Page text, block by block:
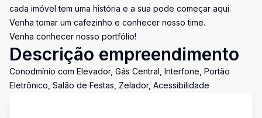
cada imóvel tem uma história e a sua pode começar aqui.
Venha tomar um cafezinho e conhecer nosso time.
Venha conhecer nosso portfólio!
Descrição empreendimento
Conodmínio com Elevador, Gás Central, Interfone, Portão
Eletrônico, Salão de Festas, Zelador, Acessibilidade